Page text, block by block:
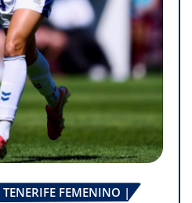
TENERIFE FEMENINO |